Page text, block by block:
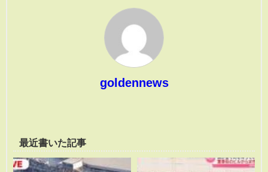
goldennews
最近書いた記事